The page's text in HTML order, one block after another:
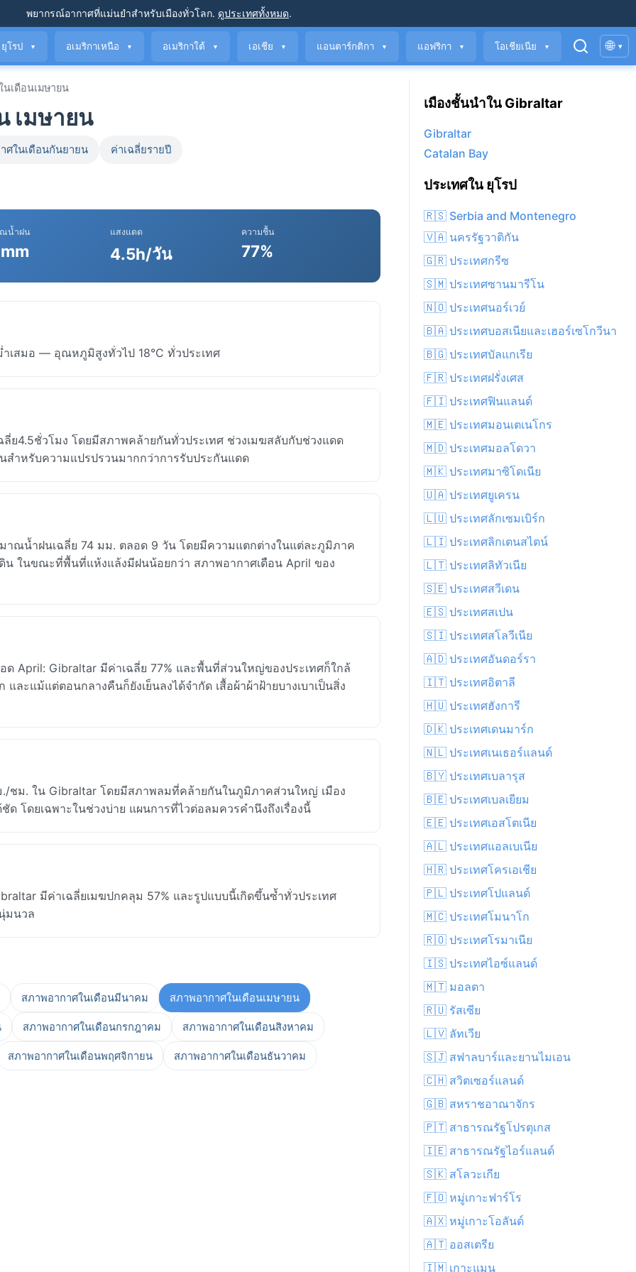
พยากรณ์อากาศที่แม่นยำสำหรับเมืองทั่วโลก. ดูประเทศทั้งหมด.
ยุโรป ▼ อเมริกาเหนือ ▼ อเมริกาใต้ ▼ เอเชีย ▼ แอนตาร์กติกา ▼ แอฟริกา ▼ โอเชียเนีย ▼ 🌐 ▾
เดือนเมษายน
เมษายน
ศในเดือนกันยายน ค่าเฉลี่ยรายปี
น้ำฝน แสงแดด
4.5h/วัน
ความชื้น
77%
เสมอ — อุณหภูมิสูงทั่วไป 18°C ทั่วประเทศ
4.5ชั่วโมง โดยมีสภาพคล้ายกันทั่วประเทศ ช่วงเมฆสลับกับช่วงแดด
สำหรับความแปรปรวนมากกว่าการรับประกันแดด
ณน้ำฝนเฉลี่ย 74 มม. ตลอด 9 วัน โดยมีความแตกต่างในแต่ละภูมิภาค
น ในขณะที่พื้นที่แห้งแล้งมีฝนน้อยกว่า สภาพอากาศเดือน April ของ
April: Gibraltar มีค่าเฉลี่ย 77% และพื้นที่ส่วนใหญ่ของประเทศก็ใกล้
แม้แต่ตอนกลางคืนก็ยังเย็นลงได้จำกัด เสื้อผ้าผ้าฝ้ายบางเบาเป็นสิ่ง
ชม. ใน Gibraltar โดยมีสภาพลมที่คล้ายกันในภูมิภาคส่วนใหญ่ เมือง
โดยเฉพาะในช่วงบ่าย แผนการที่ไวต่อลมควรคำนึงถึงเรื่องนี้
มีค่าเฉลี่ยเมฆปกคลุม 57% และรูปแบบนี้เกิดขึ้นซ้ำทั่วประเทศ
มนวล
สภาพอากาศในเดือนมีนาคม สภาพอากาศในเดือนเมษายน
สภาพอากาศในเดือนกรกฎาคม สภาพอากาศในเดือนสิงหาคม
สภาพอากาศในเดือนพฤศจิกายน สภาพอากาศในเดือนธันวาคม
เมืองชั้นนำใน Gibraltar
Gibraltar
Catalan Bay
ประเทศใน ยุโรป
🇷🇸 Serbia and Montenegro
🇻🇦 นครรัฐวาติกัน
🇬🇷 ประเทศกรีซ
🇸🇲 ประเทศซานมารีโน
🇳🇴 ประเทศนอร์เวย์
🇧🇦 ประเทศบอสเนียและเฮอร์เซโกวีนา
🇧🇬 ประเทศบัลแกเรีย
🇫🇷 ประเทศฝรั่งเศส
🇫🇮 ประเทศฟินแลนด์
🇲🇪 ประเทศมอนเตเนโกร
🇲🇩 ประเทศมอลโดวา
🇲🇰 ประเทศมาซิโดเนีย
🇺🇦 ประเทศยูเครน
🇱🇺 ประเทศลักเซมเบิร์ก
🇱🇮 ประเทศลิกเตนสไตน์
🇱🇹 ประเทศลิทัวเนีย
🇸🇪 ประเทศสวีเดน
🇪🇸 ประเทศสเปน
🇸🇮 ประเทศสโลวีเนีย
🇦🇩 ประเทศอันดอร์รา
🇮🇹 ประเทศอิตาลี
🇭🇺 ประเทศฮังการี
🇩🇰 ประเทศเดนมาร์ก
🇳🇱 ประเทศเนเธอร์แลนด์
🇧🇾 ประเทศเบลารุส
🇧🇪 ประเทศเบลเยียม
🇪🇪 ประเทศเอสโตเนีย
🇦🇱 ประเทศแอลเบเนีย
🇭🇷 ประเทศโครเอเชีย
🇵🇱 ประเทศโปแลนด์
🇲🇨 ประเทศโมนาโก
🇷🇴 ประเทศโรมาเนีย
🇮🇸 ประเทศไอซ์แลนด์
🇲🇹 มอลตา
🇷🇺 รัสเซีย
🇱🇻 ลัทเวีย
🇸🇯 สฟาลบาร์และยานไมเอน
🇨🇭 สวิตเซอร์แลนด์
🇬🇧 สหราชอาณาจักร
🇵🇹 สาธารณรัฐโปรตุเกส
🇮🇪 สาธารณรัฐไอร์แลนด์
🇸🇰 สโลวะเกีย
🇫🇴 หมู่เกาะฟาร์โร
🇦🇽 หมู่เกาะโอลันด์
🇦🇹 ออสเตรีย
🇮🇲 เกาะแมน